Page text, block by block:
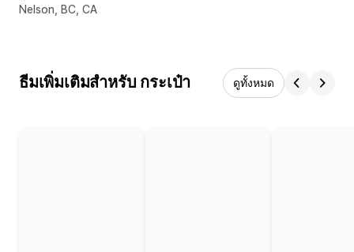
รายละเอียดการติดต่อผู้ออกแบบ
Nelson, BC, CA
ธีมเพิ่มเติมสำหรับ กระเป๋า ดูทั้งหมด